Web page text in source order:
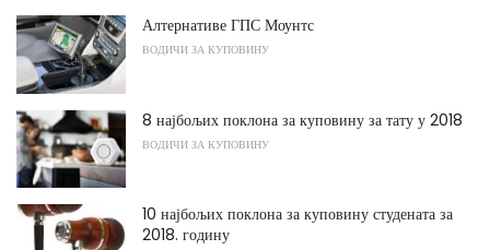
Алтернативе ГПС Моунтс
ВОДИЧИ ЗА КУПОВИНУ
8 најбољих поклона за куповину за тату у 2018
ВОДИЧИ ЗА КУПОВИНУ
10 најбољих поклона за куповину студената за
2018. годину